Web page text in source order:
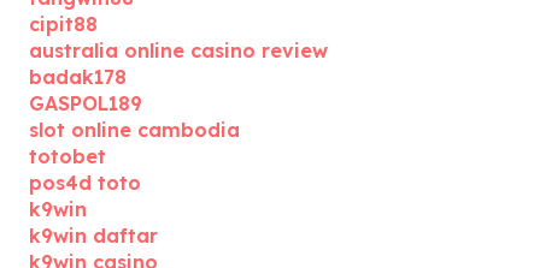
cipit88
australia online casino review
badak178
GASPOL189
slot online cambodia
totobet
pos4d toto
k9win
k9win daftar
k9win casino